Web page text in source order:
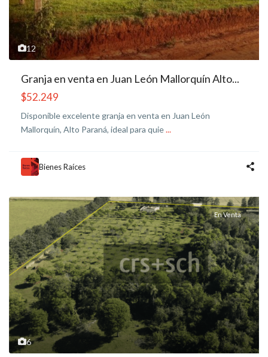
12
Granja en venta en Juan León Mallorquín Alto...
$52.249
Disponible excelente granja en venta en Juan León
Mallorquín, Alto Paraná, ideal para quie...
Bienes Raíces
6
En Venta